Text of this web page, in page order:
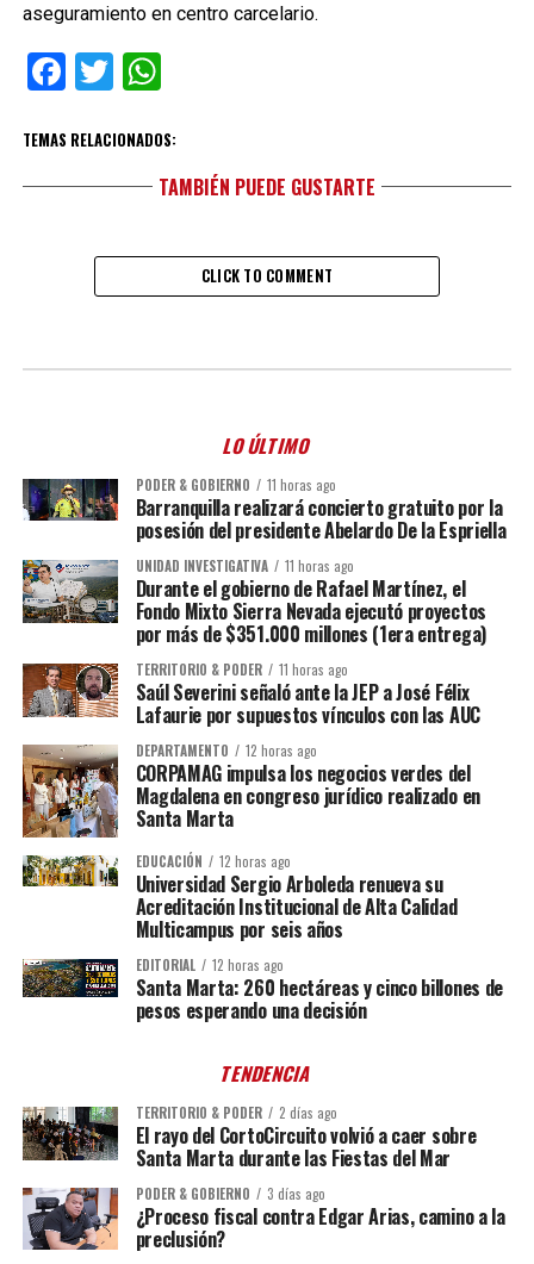
aseguramiento en centro carcelario.
Facebook
TwitterWhatsApp
TEMAS RELACIONADOS:
TAMBIÉN PUEDE GUSTARTE
CLICK TO COMMENT
LO ÚLTIMO
PODER & GOBIERNO 11 horas ago
Barranquilla realizará concierto gratuito por la
posesión del presidente Abelardo De la Espriella
UNIDAD INVESTIGATIVA 11 horas ago
Durante el gobierno de Rafael Martínez, el
Fondo Mixto Sierra Nevada ejecutó proyectos
por más de $351.000 millones (1era entrega)
TERRITORIO & PODER 11 horas ago
Saúl Severini señaló ante la JEP a José Félix
Lafaurie por supuestos vínculos con las AUC
DEPARTAMENTO 12 horas ago
CORPAMAG impulsa los negocios verdes del
Magdalena en congreso jurídico realizado en
Santa Marta
EDUCACIÓN 12 horas ago
Universidad Sergio Arboleda renueva su
Acreditación Institucional de Alta Calidad
Multicampus por seis años
EDITORIAL 12 horas ago
Santa Marta: 260 hectáreas y cinco billones de
pesos esperando una decisión
TENDENCIA
TERRITORIO & PODER 2 días ago
El rayo del CortoCircuito volvió a caer sobre
Santa Marta durante las Fiestas del Mar
PODER & GOBIERNO 3 días ago
¿Proceso fiscal contra Edgar Arias, camino a la
preclusión?